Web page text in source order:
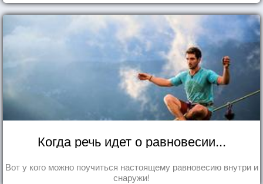
Когда речь идет о равновесии...
Вот у кого можно поучиться настоящему равновесию внутри и
снаружи!